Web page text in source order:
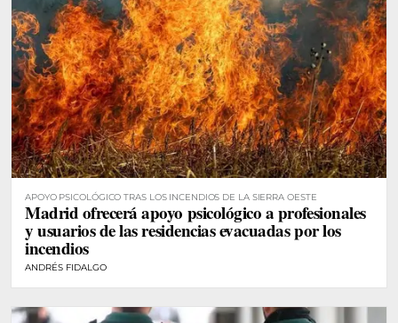
APOYO PSICOLÓGICO TRAS LOS INCENDIOS DE LA SIERRA OESTE
Madrid ofrecerá apoyo psicológico a profesionales
y usuarios de las residencias evacuadas por los
incendios
ANDRÉS FIDALGO